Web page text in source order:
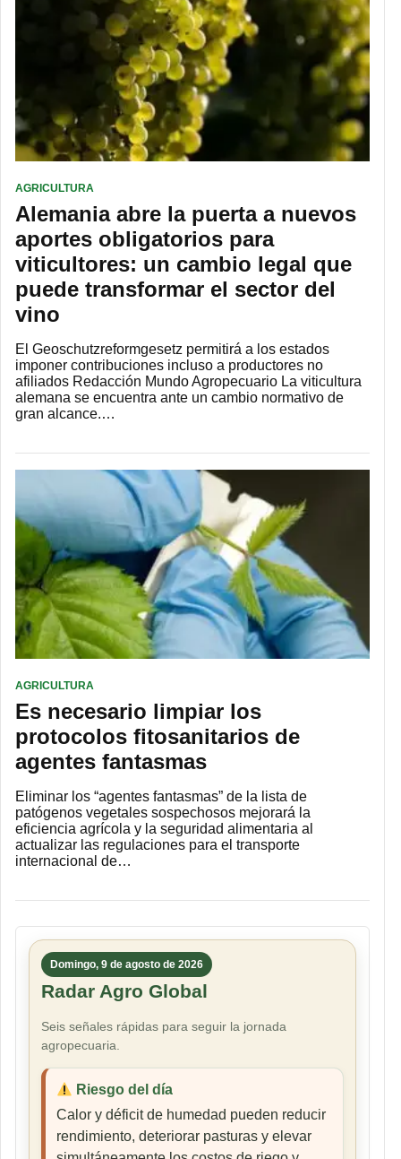
AGRICULTURA
Alemania abre la puerta a nuevos
aportes obligatorios para
viticultores: un cambio legal que
puede transformar el sector del
vino
El Geoschutzreformgesetz permitirá a los estados
imponer contribuciones incluso a productores no
afiliados Redacción Mundo Agropecuario La viticultura
alemana se encuentra ante un cambio normativo de
gran alcance.…
AGRICULTURA
Es necesario limpiar los
protocolos fitosanitarios de
agentes fantasmas
Eliminar los “agentes fantasmas” de la lista de
patógenos vegetales sospechosos mejorará la
eficiencia agrícola y la seguridad alimentaria al
actualizar las regulaciones para el transporte
internacional de…
Domingo, 9 de agosto de 2026
Radar Agro Global
Seis señales rápidas para seguir la jornada
agropecuaria.
Riesgo del día
Calor y déficit de humedad pueden reducir
rendimiento, deteriorar pasturas y elevar